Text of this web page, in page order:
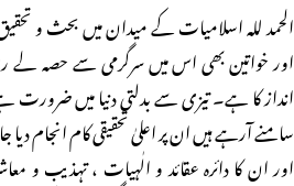
الحمد للہ اسلامیات کے میدان میں بحث و
اور خواتین بھی اس میں سرگرمی سے حصہ لے
انداز کا ہے۔ تیزی سے بدلتی دنیا میں
سامنے آرہے ہیں ان پر اعلیٰ تحقیقی کام
اور ان کا دائرہ عقائد و الٰہیات ، تہذیب